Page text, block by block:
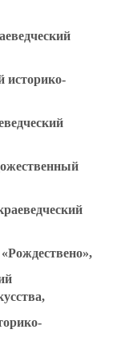
историко-